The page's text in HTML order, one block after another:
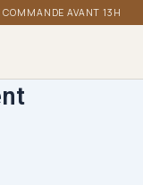
AVANT 13H